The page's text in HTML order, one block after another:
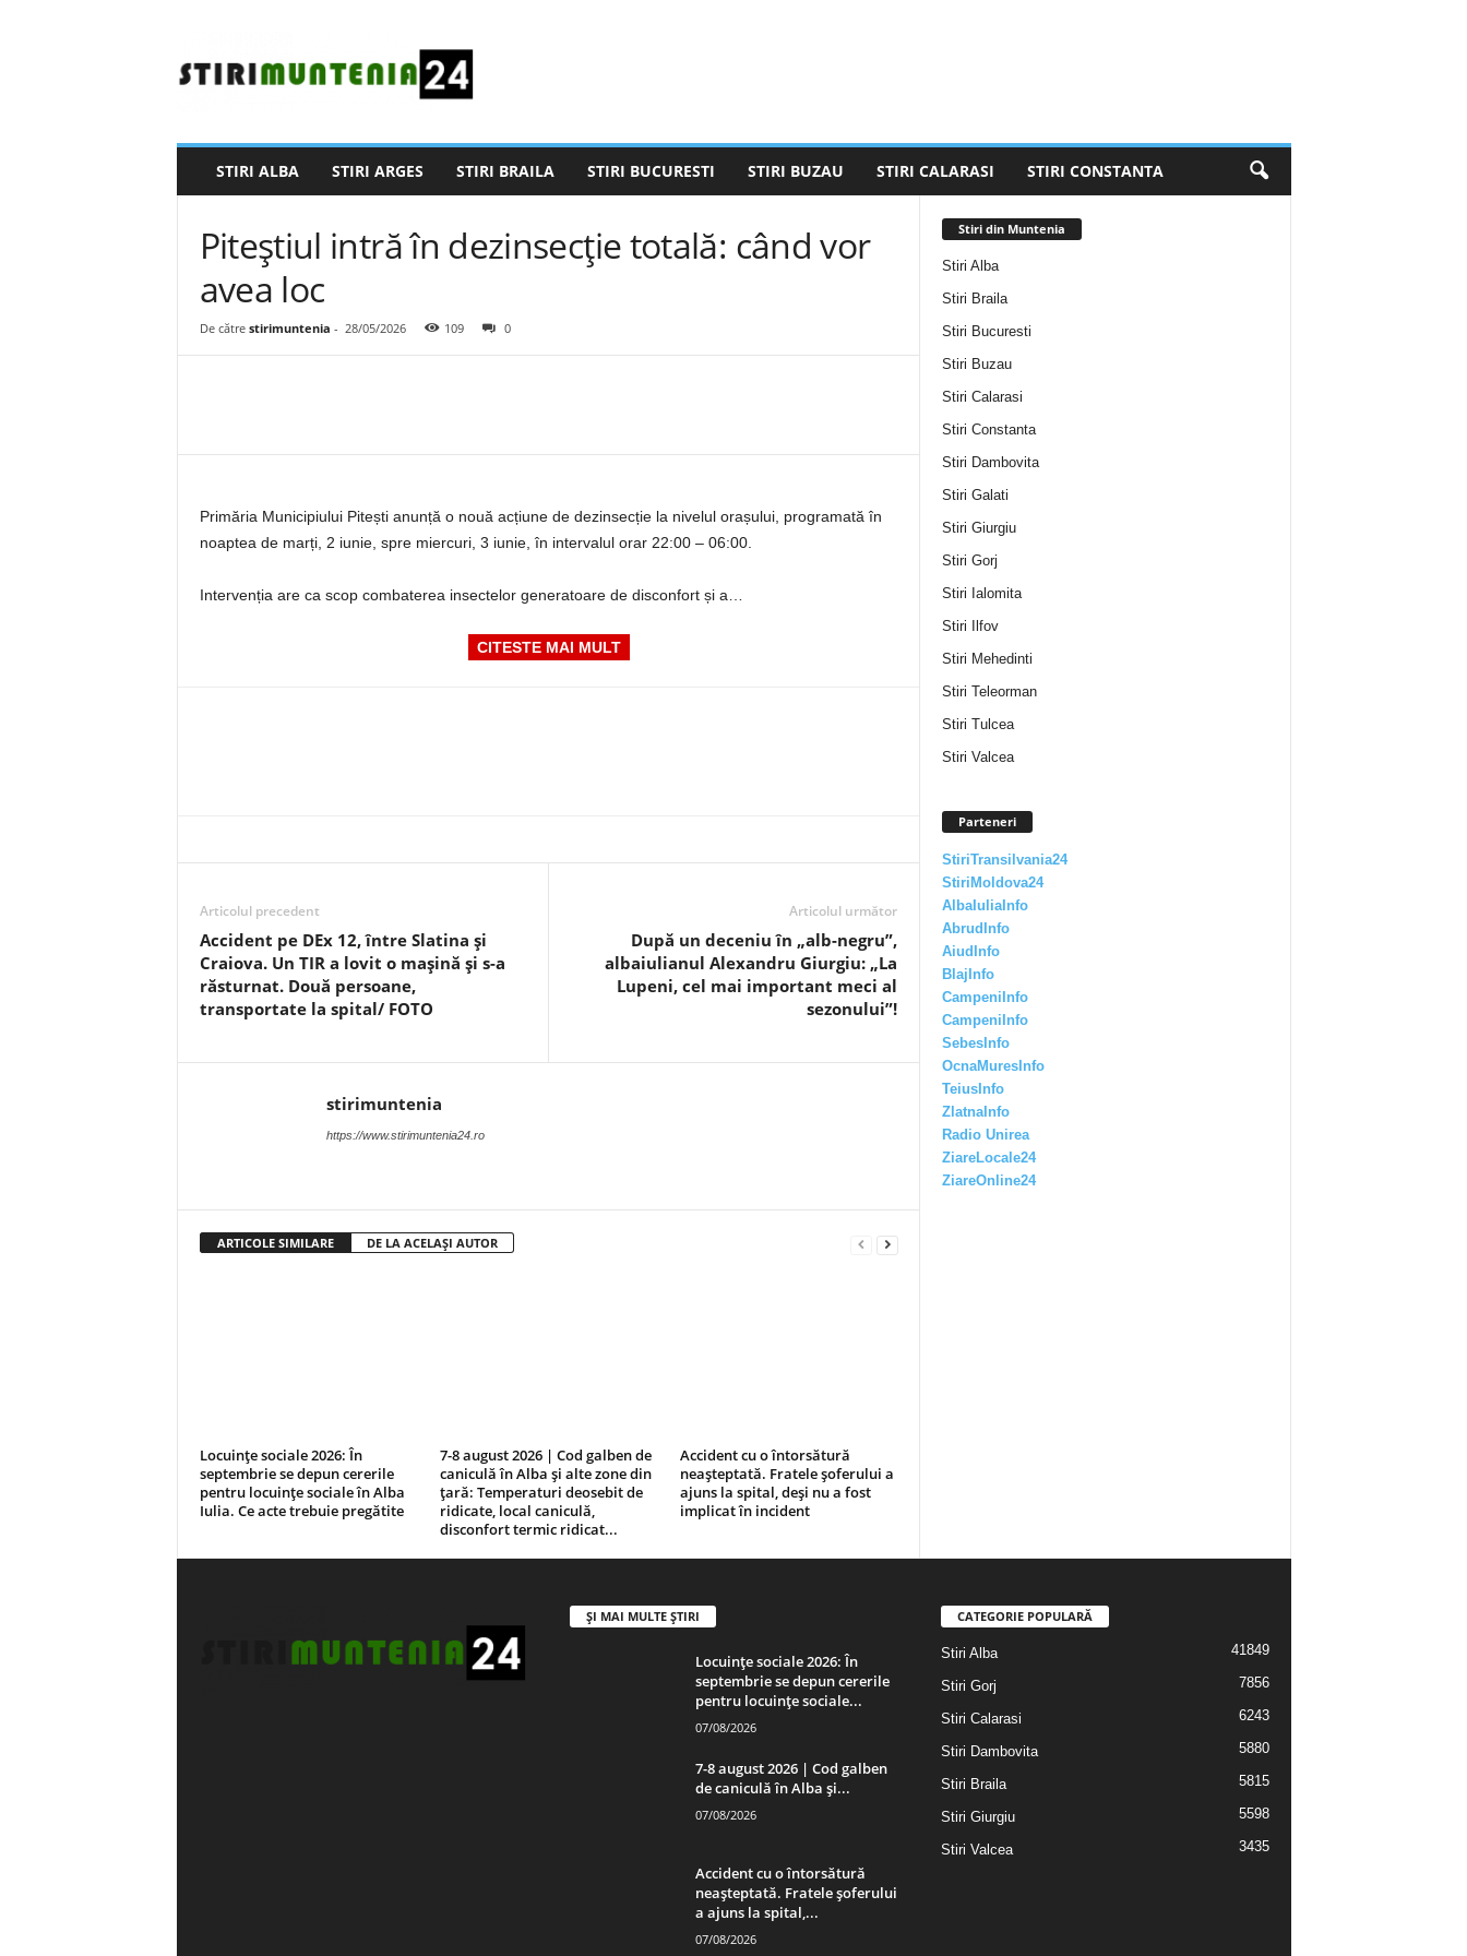
r
STIRI ALBA STIRI ARGES STIRI BRAILA STIRI BUCURESTI STIRI BUZAU STIRI CALARASI STIRI CONSTANTA
Piteștiul intră în dezinsecție totală: când vor
avea loc
De către stirimuntenia - 28/05/2026 109 0
Primăria Municipiului Pitești anunță o nouă acțiune de dezinsecție la nivelul orașului, programată în
noaptea de marți, 2 iunie, spre miercuri, 3 iunie, în intervalul orar 22:00 – 06:00.
Intervenția are ca scop combaterea insectelor generatoare de disconfort și a…
CITESTE MAI MULT
Articolul precedent
Accident pe DEx 12, între Slatina și
Craiova. Un TIR a lovit o mașină și s-a
răsturnat. Două persoane,
transportate la spital/ FOTO
Articolul următor
După un deceniu în „alb-negru”,
albaiulianul Alexandru Giurgiu: „La
Lupeni, cel mai important meci al
sezonului”!
stirimuntenia
https://www.stirimuntenia24.ro
ARTICOLE SIMILARE DE LA ACELAȘI AUTOR
Locuințe sociale 2026: În
septembrie se depun cererile
pentru locuințe sociale în Alba
Iulia. Ce acte trebuie pregătite
7-8 august 2026 | Cod galben de
caniculă în Alba și alte zone din
țară: Temperaturi deosebit de
ridicate, local caniculă,
disconfort termic ridicat...
Accident cu o întorsătură
neașteptată. Fratele șoferului a
ajuns la spital, deși nu a fost
implicat în incident
Stiri din Muntenia
Stiri Alba
Stiri Braila
Stiri Bucuresti
Stiri Buzau
Stiri Calarasi
Stiri Constanta
Stiri Dambovita
Stiri Galati
Stiri Giurgiu
Stiri Gorj
Stiri Ialomita
Stiri Ilfov
Stiri Mehedinti
Stiri Teleorman
Stiri Tulcea
Stiri Valcea
Parteneri
StiriTransilvania24
StiriMoldova24
AlbaIuliaInfo
AbrudInfo
AiudInfo
BlajInfo
CampeniInfo
CampeniInfo
SebesInfo
OcnaMuresInfo
TeiusInfo
ZlatnaInfo
Radio Unirea
ZiareLocale24
ZiareOnline24
ȘI MAI MULTE ȘTIRI
Locuințe sociale 2026: În
septembrie se depun cererile
pentru locuințe sociale...
07/08/2026
7-8 august 2026 | Cod galben
de caniculă în Alba și...
07/08/2026
Accident cu o întorsătură
neașteptată. Fratele șoferului
a ajuns la spital,...
07/08/2026
CATEGORIE POPULARĂ
Stiri Alba 41849
Stiri Gorj 7856
Stiri Calarasi 6243
Stiri Dambovita 5880
Stiri Braila 5815
Stiri Giurgiu 5598
Stiri Valcea 3435